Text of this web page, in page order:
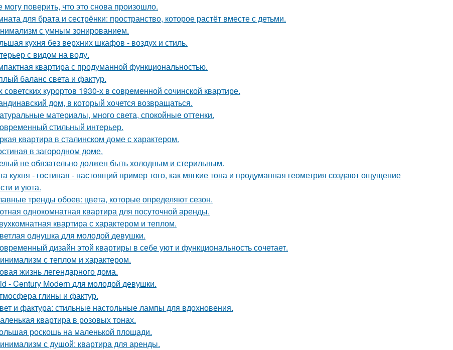
могу поверить, что это снова произошло.
для брата и сестрёнки: пространство, которое растёт вместе с детьми.
с умным зонированием.
кухня без верхних шкафов - воздух и стиль.
с видом на воду.
квартира с продуманной функциональностью.
баланс света и фактур.
советских курортов 1930-х в современной сочинской квартире.
дом, в который хочется возвращаться.
материалы, много света, спокойные оттенки.
стильный интерьер.
квартира в сталинском доме с характером.
в загородном доме.
не обязательно должен быть холодным и стерильным.
кухня - гостиная - настоящий пример того, как мягкие тона и продуманная геометрия создают ощущение
и уюта.
тренды обоев: цвета, которые определяют сезон.
однокомнатная квартира для посуточной аренды.
квартира с характером и теплом.
однушка для молодой девушки.
дизайн этой квартиры в себе уют и функциональность сочетает.
с теплом и характером.
жизнь легендарного дома.
- Century Modern для молодой девушки.
глины и фактур.
и фактура: стильные настольные лампы для вдохновения.
квартира в розовых тонах.
роскошь на маленькой площади.
с душой: квартира для аренды.